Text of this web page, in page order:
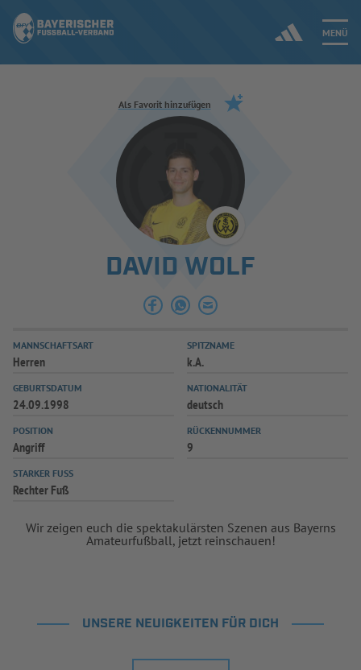
MENÜ
Jetzt einloggen
ERGEBNISSE & WETTBEWERBE
SPIELBETRIEB & VERBANDSLEBEN
AUSBILDUNG & FÖRDERUNG
SPIELPLUS
Als Favorit hinzufügen
DAVID WOLF
MANNSCHAFTSART
Herren
SPITZNAME
k.A.
GEBURTSDATUM
24.09.1998
NATIONALITÄT
deutsch
POSITION
Angriff
RÜCKENNUMMER
9
STARKER FUSS
Rechter Fuß
Wir zeigen euch die spektakulärsten Szenen aus Bayerns
Amateurfußball, jetzt reinschauen!
UNSERE NEUIGKEITEN FÜR DICH